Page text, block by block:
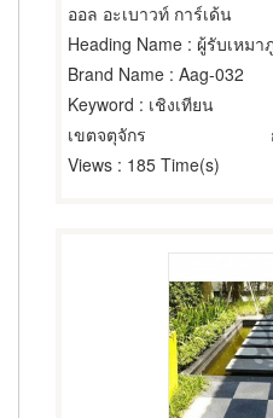
ออล อะเบาวท์ การ์เด้น
Heading Name : ผู้รับเหม
Brand Name : Aag-032
Keyword : เชิงเทียน
เขตจตุจักร
Views : 185 Time(s)